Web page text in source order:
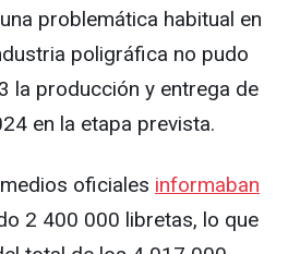
problemática habitual en
poligráfica no pudo
la producción y entrega de
en la etapa prevista.
oficiales informaban
2 400 000 libretas, lo que